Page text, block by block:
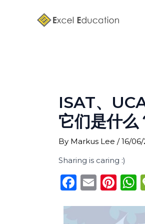
ISAT、
它们是什么
By Markus Lee /16/
Sharing is caring :)
F
E
Pi
te
navigation